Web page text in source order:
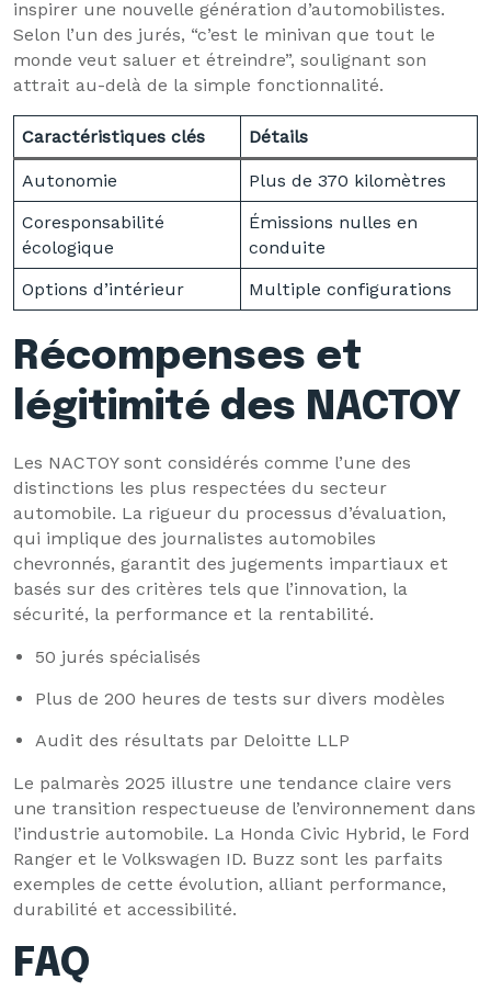
inspirer une nouvelle génération d’automobilistes.
Selon l’un des jurés, “c’est le minivan que tout le
monde veut saluer et étreindre”, soulignant son
attrait au-delà de la simple fonctionnalité.
Caractéristiques clés Détails
Autonomie
Plus de 370 kilomètres
Coresponsabilité
écologique
Émissions nulles en
conduite
Options d’intérieur
Multiple configurations
Récompenses et
légitimité des NACTOY
Les NACTOY sont considérés comme l’une des
distinctions les plus respectées du secteur
automobile. La rigueur du processus d’évaluation,
qui implique des journalistes automobiles
chevronnés, garantit des jugements impartiaux et
basés sur des critères tels que l’innovation, la
sécurité, la performance et la rentabilité.
50 jurés spécialisés
Plus de 200 heures de tests sur divers modèles
Audit des résultats par Deloitte LLP
Le palmarès 2025 illustre une tendance claire vers
une transition respectueuse de l’environnement dans
l’industrie automobile. La Honda Civic Hybrid, le Ford
Ranger et le Volkswagen ID. Buzz sont les parfaits
exemples de cette évolution, alliant performance,
durabilité et accessibilité.
FAQ